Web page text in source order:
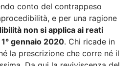
conto del contrappeso
e per una ragione
non si applica ai reati
gennaio 2020. Chi ricade in
la prescrizione che corre né il